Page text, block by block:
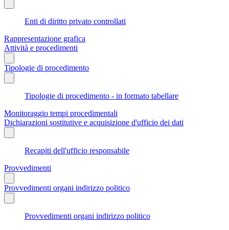
Enti di diritto privato controllati
Rappresentazione grafica
Attività e procedimenti
Tipologie di procedimento
Tipologie di procedimento - in formato tabellare
Monitoraggio tempi procedimentali
Dichiarazioni sostitutive e acquisizione d'ufficio dei dati
Recapiti dell'ufficio responsabile
Provvedimenti
Provvedimenti organi indirizzo politico
Provvedimenti organi indirizzo politico